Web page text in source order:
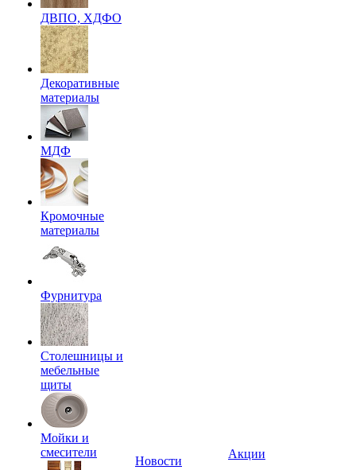
ДВПО, ХДФО
Декоративные
материалы
МДФ
Кромочные
материалы
Фурнитура
Столешницы и
мебельные
щиты
Мойки и
смесители
Новости
Акции